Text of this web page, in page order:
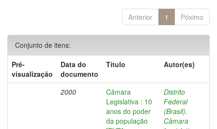
Anterior 1 Póximo
Conjunto de itens:
Pré-
visualização
Data do
documento
Título Autor(es)
2000
Câmara
Legislativa : 10
anos do poder
da população
Distrito
Federal
(Brasil).
Câmara